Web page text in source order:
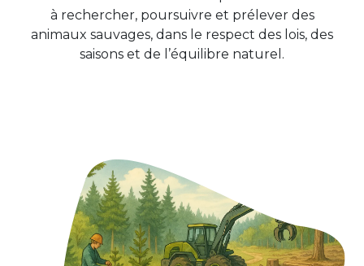
à rechercher, poursuivre et prélever des
animaux sauvages, dans le respect des lois, des
saisons et de l’équilibre naturel.